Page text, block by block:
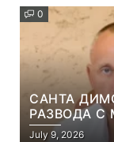
0
САНТА
РАЗВОДА
July 9, 2026